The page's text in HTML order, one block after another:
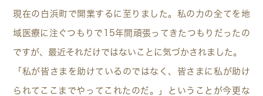
現在の白浜町で開業するに至りました。私の力の全てを地
域医療に注ぐつもりで15年間頑張ってきたつもりだったの
ですが、最近それだけではないことに気づかされました。
「私が皆さまを助けているのではなく、皆さまに私が助け
られてここまでやってこれたのだ。」ということが今更な